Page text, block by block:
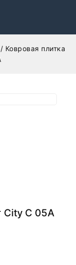
/ Ковровая плитка
City C 05A